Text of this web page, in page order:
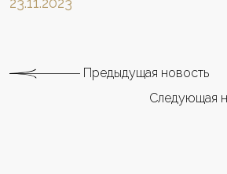
Предыдущая новость
Следующая